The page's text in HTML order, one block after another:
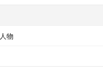
人物